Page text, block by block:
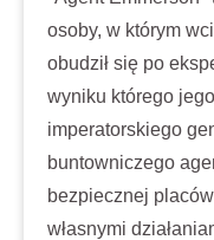
osoby, w którym
obudził się po
wyniku którego
imperatorskiego
buntowniczego
bezpiecznej
własnymi